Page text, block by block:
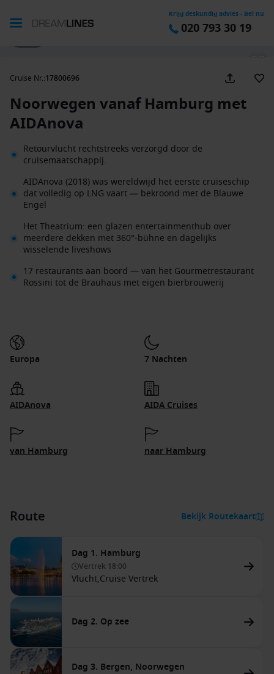
Krijg deskundig advies - Bel nu
020 793 30 19
Cruise Nr.:17800696
Noorwegen vanaf Hamburg met
AIDAnova
Retourvlucht rechtstreeks verzorgd door de
cruisemaatschappij.
AIDAnova (2018) was wereldwijd het eerste cruiseschip
dat volledig op LNG vaart — bekroond met de Blauwe
Engel
Het Theatrium: een glazen entertainmenthub over
meerdere dekken met 360°-bühne en dagelijks
wisselende liveshows
17 restaurants aan boord — van het Gourmetrestaurant
Rossini tot de Brauhaus met eigen bierbrouwerij
Europa 7 Nachten
AIDAnova AIDA Cruises
van Hamburg naar Hamburg
Route Bekijk Routekaart
Dag 1. Hamburg
Vertrek 18:00
Vlucht,Cruise Vertrek
Dag 2. Op zee
Dag 3. Bergen, Noorwegen